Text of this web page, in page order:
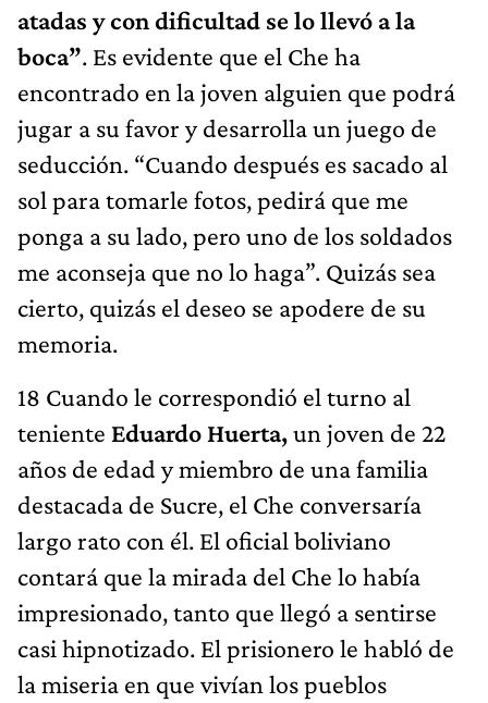
atadas y con dificultad se lo llevó a la
boca”. Es evidente que el Che ha
encontrado en la joven alguien que podrá
jugar a su favor y desarrolla un juego de
seducción. “Cuando después es sacado al
sol para tomarle fotos, pedirá que me
ponga a su lado, pero uno de los soldados
me aconseja que no lo haga”. Quizás sea
cierto, quizás el deseo se apodere de su
memoria.
18 Cuando le correspondió el turno al
teniente Eduardo Huerta,un joven de 22
años de edad y miembro de una familia
destacada de Sucre, el Che conversaría
largo rato con él. El oficial boliviano
contará que la mirada del Che lo había
impresionado, tanto que llegó a sentirse
casi hipnotizado. El prisionero le habló de
la miseria en que vivían los pueblos